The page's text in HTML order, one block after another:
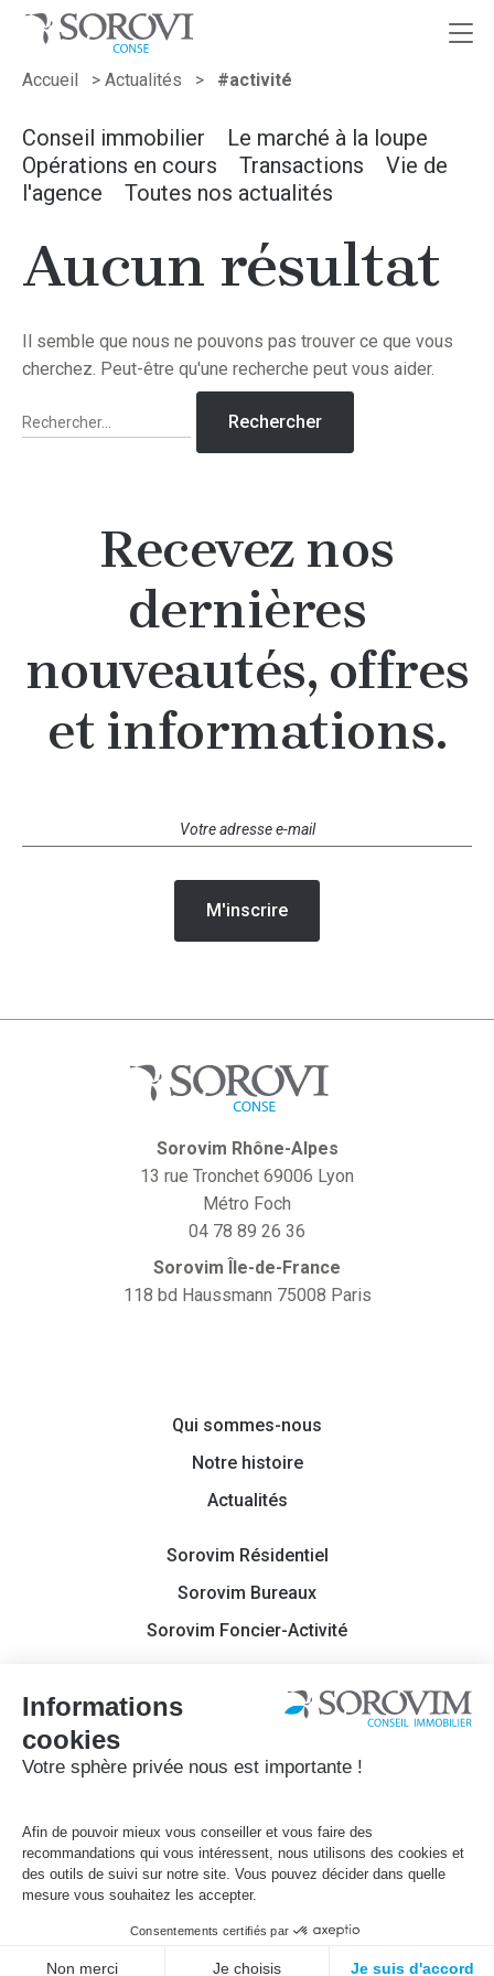
Passer
contenu
Accueil > Actualités > #activité
Conseil immobilier
Le marché à la loupe
Opérations en cours
Transactions
Vie de
l'agence
Toutes nos actualités
Aucun résultat
Il semble que nous ne pouvons pas trouver ce que vous
cherchez. Peut-être qu'une recherche peut vous aider.
Recevez nos
dernières
nouveautés, offres
et informations.
Sorovim Rhône-Alpes
13 rue Tronchet 69006 Lyon
Métro Foch
04 78 89 26 36
Sorovim Île-de-France
118 bd Haussmann 75008 Paris
Qui sommes-nous
Notre histoire
Actualités
Sorovim Résidentiel
Sorovim Bureaux
Sorovim Foncier-Activité
Sorovim 2022 Mentions légales Politique de confidentialité
Site réalisé par
Français